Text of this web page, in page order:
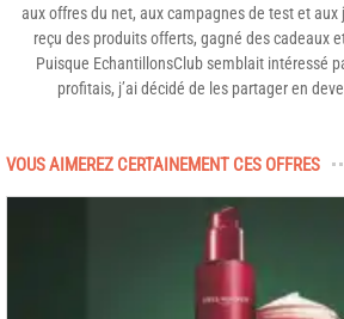
aux offres du net, aux campagnes de test et aux
reçu des produits offerts, gagné des cadeaux
Puisque EchantillonsClub semblait intéressé
profitais, j’ai décidé de les partager en
VOUS AIMEREZ CERTAINEMENT CES OFFRES